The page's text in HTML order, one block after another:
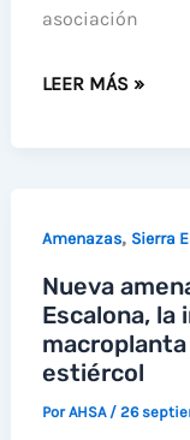
asociación
ECOLOGISTAS
SATISFACCIÓN
POR
LA
DECISIÓN
DE
LA
LEER MÁS »
Amenazas, Sierra
Nueva
Escalona, la
estiércol
PorAHSA / 26